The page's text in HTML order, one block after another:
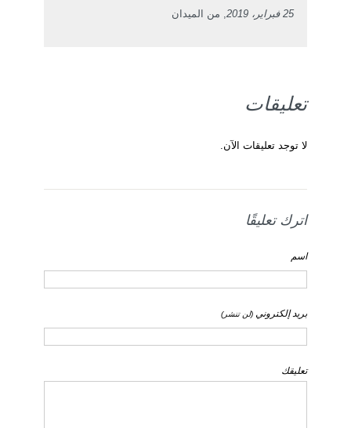
25 فبراير، 2019 , من الميدان
تعليقات
لا توجد تعليقات الآن.
اترك تعليقًا
اسم
بريد إلكتروني (لن تنشر)
تعليقك